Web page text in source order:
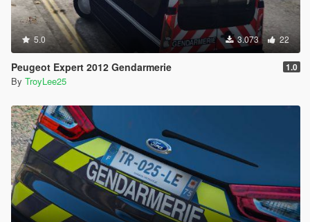
5.0 3.073 22
Peugeot Expert 2012 Gendarmerie 1.0
By TroyLee25